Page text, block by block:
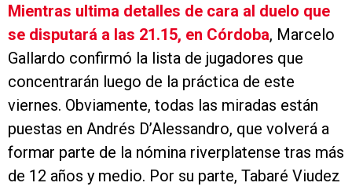
Mientras ultima detalles de cara al duelo que
se disputará a las 21.15, en Córdoba, Marcelo
Gallardo confirmó la lista de jugadores que
concentrarán luego de la práctica de este
viernes. Obviamente, todas las miradas están
puestas en Andrés D’Alessandro, que volverá a
formar parte de la nómina riverplatense tras más
de 12 años y medio. Por su parte, Tabaré Viudez